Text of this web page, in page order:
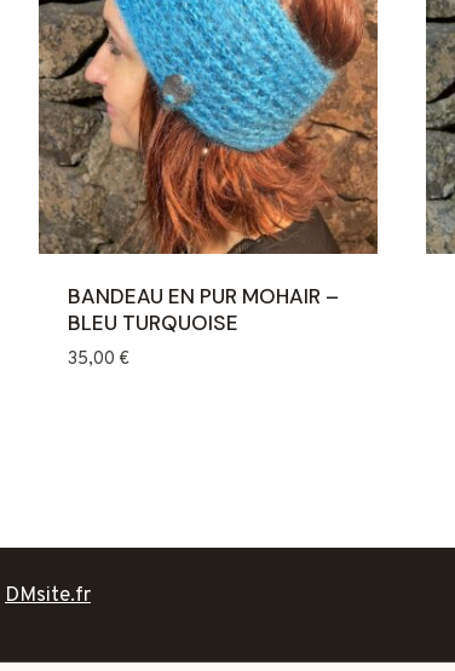
BANDEAU EN PUR MOHAIR –
BLEU TURQUOISE
35,00 €
DMsite.fr